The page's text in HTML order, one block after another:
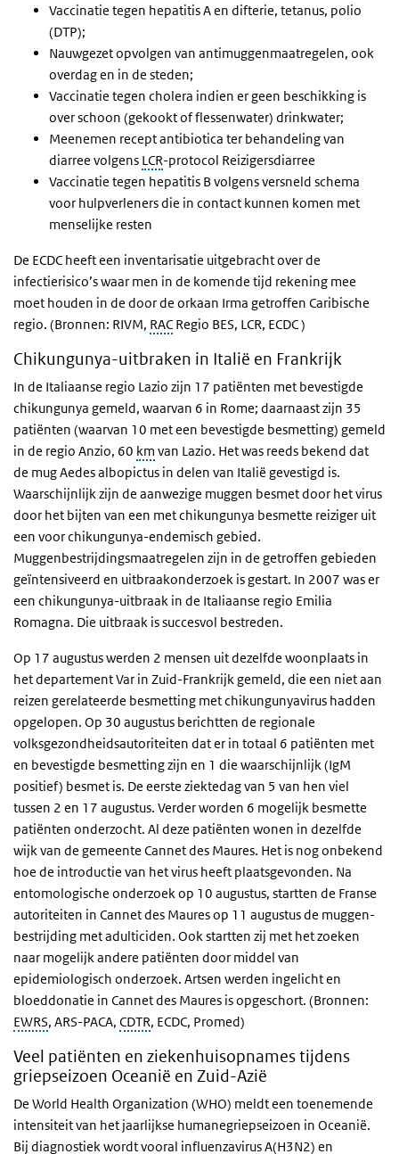
Vaccinatie tegen hepatitis A en difterie, tetanus, polio
(DTP);
Nauwgezet opvolgen van antimuggenmaatregelen, ook
overdag en in de steden;
Vaccinatie tegen cholera indien er geen beschikking is
over schoon (gekookt of flessenwater) drinkwater;
Meenemen recept antibiotica ter behandeling van
diarree volgens LCR-protocol Reizigersdiarree
Vaccinatie tegen hepatitis B volgens versneld schema
voor hulpverleners die in contact kunnen komen met
menselijke resten
De ECDC heeft een inventarisatie uitgebracht over de
infectierisico’s waar men in de komende tijd rekening mee
moet houden in de door de orkaan Irma getroffen Caribische
regio. (Bronnen: RIVM, RAC Regio BES, LCR, ECDC )
Chikungunya-uitbraken in Italië en Frankrijk
In de Italiaanse regio Lazio zijn 17 patiënten met bevestigde
chikungunya gemeld, waarvan 6 in Rome; daarnaast zijn 35
patiënten (waarvan 10 met een bevestigde besmetting) gemeld
in de regio Anzio, 60 km van Lazio. Het was reeds bekend dat
de mugAedes albopictus in delen van Italië gevestigd is.
Waarschijnlijk zijn de aanwezige muggen besmet door het virus
door het bijten van een met chikungunya besmette reiziger uit
een voor chikungunya-endemisch gebied.
Muggenbestrijdingsmaatregelen zijn in de getroffen gebieden
geïntensiveerd en uitbraakonderzoek is gestart. In 2007 was er
een chikungunya-uitbraak in de Italiaanse regio Emilia
Romagna. Die uitbraak is succesvol bestreden.
Op 17 augustus werden 2 mensen uit dezelfde woonplaats in
het departement Var in Zuid-Frankrijk gemeld, die een niet aan
reizen gerelateerde besmetting met chikungunyavirus hadden
opgelopen. Op 30 augustus berichtten de regionale
volksgezondheidsautoriteiten dat er in totaal 6 patiënten met
en bevestigde besmetting zijn en 1 die waarschijnlijk (IgM
positief) besmet is. De eerste ziektedag van 5 van hen viel
tussen 2 en 17 augustus. Verder worden 6 mogelijk besmette
patiënten onderzocht. Al deze patiënten wonen in dezelfde
wijk van de gemeente Cannet des Maures. Het is nog onbekend
hoe de introductie van het virus heeft plaatsgevonden. Na
entomologische onderzoek op 10 augustus, startten de Franse
autoriteiten in Cannet des Maures op 11 augustus de muggen-
bestrijding met adulticiden. Ook startten zij met het zoeken
naar mogelijk andere patiënten door middel van
epidemiologisch onderzoek. Artsen werden ingelicht en
bloeddonatie in Cannet des Maures is opgeschort. (Bronnen:
EWRS, ARS-PACA, CDTR, ECDC, Promed)
Veel patiënten en ziekenhuisopnames tijdens
griepseizoen Oceanië en Zuid-Azië
De World Health Organization (WHO) meldt een toenemende
intensiteit van het jaarlijkse humanegriepseizoen in Oceanië.
Bij diagnostiek wordt vooral influenzavirus A(H3N2) en